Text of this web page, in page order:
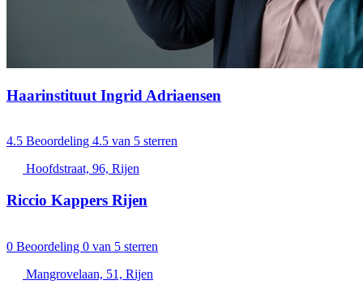
Haarinstituut Ingrid Adriaensen
4.5 Beoordeling 4.5 van 5 sterren
Hoofdstraat, 96, Rijen
Riccio Kappers Rijen
0 Beoordeling 0 van 5 sterren
Mangrovelaan, 51, Rijen